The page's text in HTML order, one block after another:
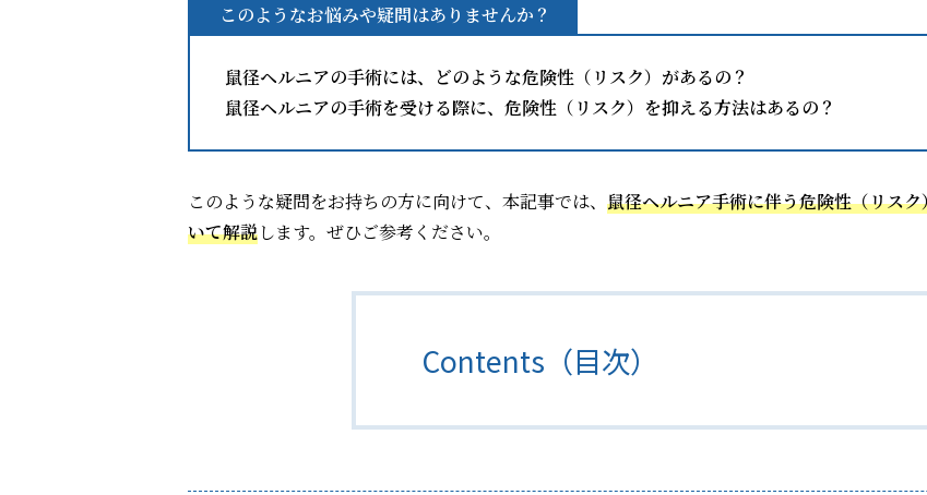
このようなお悩みや疑問はありませんか？
鼠径ヘルニアの手術には、どのような危険性（リスク）があるの？
鼠径ヘルニアの手術を受ける際に、危険性（リスク）を抑える方法はあるの？
このような疑問をお持ちの方に向けて、本記事では、 鼠径ヘルニア手術に伴う危険性（リス
いて解説します。ぜひご参考ください。
Contents（目次）